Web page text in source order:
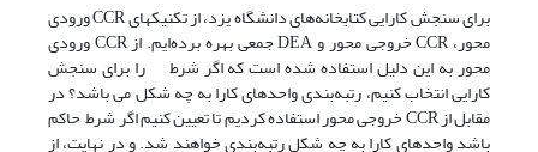
برای سنجش کارایی کتابخانه‌های دانشگاه یزد، از تکنیکهای CCR ورودی
محور، CCR خروجی محور و DEA جمعی بهره برده‌ایم. از CCR ورودی
محور به این دلیل استفاده شده است که اگر شرط را برای سنجش
کارایی انتخاب کنیم، رتبه‌بندی واحدهای کارا به چه شکل می باشد؟ در
مقابل از CCR خروجی محور استفاده کردیم تا تعیین کنیم اگر شرط حاکم
باشد واحدهای کارا به چه شکل رتبه‌بندی خواهند شد. و در نهایت، از